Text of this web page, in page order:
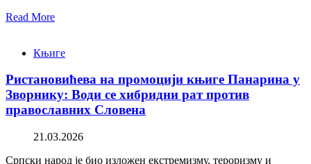
Read More
Књиге
Ристановићева на промоцији књиге Панарина у
Зворнику: Води се хибридни рат против
православних Словена
21.03.2026
Српски народ је био изложен екстремизму, тероризму и